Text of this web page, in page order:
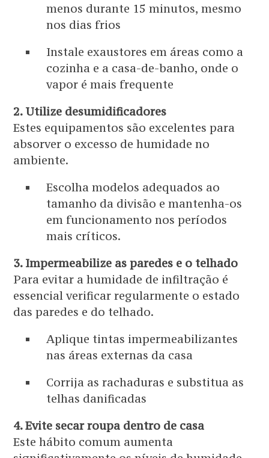
menos durante 15 minutos, mesmo
nos dias frios
Instale exaustores em áreas como a
cozinha e a casa-de-banho, onde o
vapor é mais frequente
2. Utilize desumidificadores
Estes equipamentos são excelentes para
absorver o excesso de humidade no
ambiente.
Escolha modelos adequados ao
tamanho da divisão e mantenha-os
em funcionamento nos períodos
mais críticos.
3. Impermeabilize as paredes e o telhado
Para evitar a humidade de infiltração é
essencial verificar regularmente o estado
das paredes e do telhado.
Aplique tintas impermeabilizantes
nas áreas externas da casa
Corrija as rachaduras e substitua as
telhas danificadas
4. Evite secar roupa dentro de casa
Este hábito comum aumenta